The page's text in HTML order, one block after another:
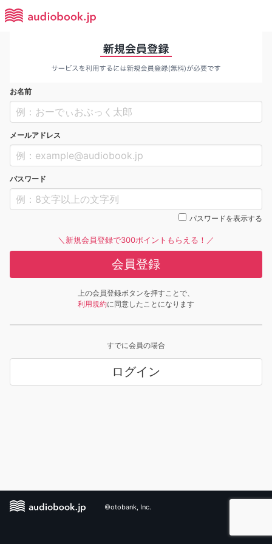
お名前
メールアドレス
パスワード
パスワードを表示する
＼新規会員登録で300ポイントもらえる！／
会員登録
上の会員登録ボタンを押すことで、
利用規約に同意したことになります
すでに会員の場合
ログイン
©otobank, Inc.